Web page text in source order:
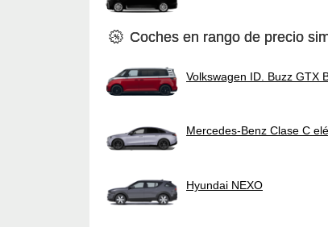
Coches en rango de precio
Volkswagen ID. Buzz GTX
Mercedes-Benz Clase C
Hyundai NEXO